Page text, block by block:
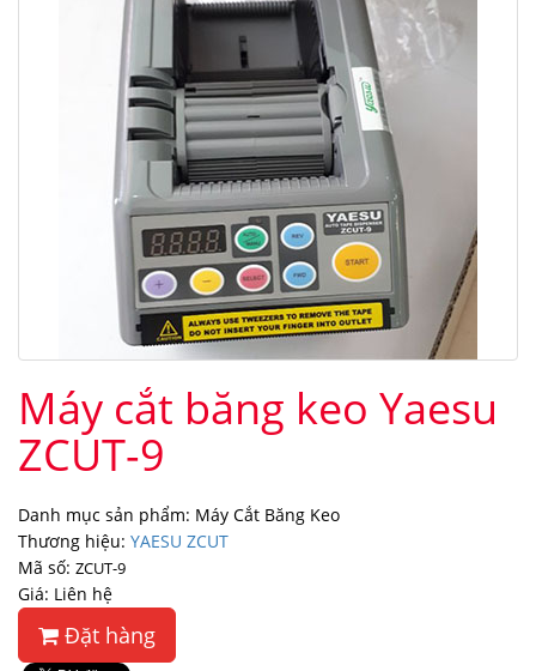
Máy cắt băng keo Yaesu
ZCUT-9
Danh mục sản phẩm: Máy Cắt Băng Keo
Thương hiệu: YAESU ZCUT
Mã số: ZCUT-9
Giá: Liên hệ
Đặt hàng